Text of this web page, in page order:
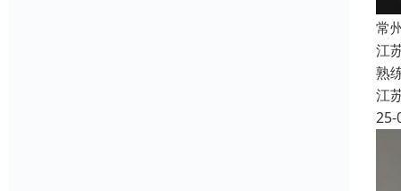
常
江
熟
江
25-